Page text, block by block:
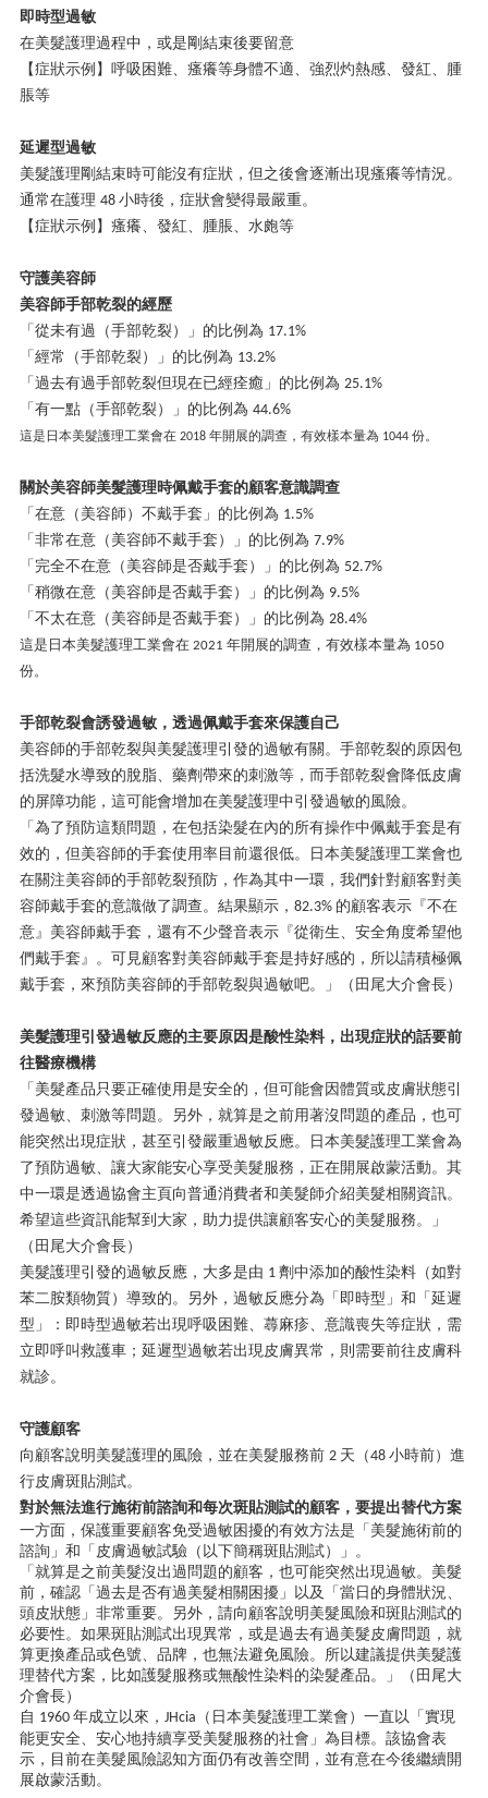
即時型過敏
在美髮護理過程中，或是剛結束後要留意
【症狀示例】呼吸困難、瘙癢等身體不適、強烈灼熱感、發紅、腫
脹等
延遲型過敏
美髮護理剛結束時可能沒有症狀，但之後會逐漸出現瘙癢等情況。
通常在護理 48 小時後，症狀會變得最嚴重。
【症狀示例】瘙癢、發紅、腫脹、水皰等
守護美容師
美容師手部乾裂的經歷
「從未有過（手部乾裂）」的比例為 17.1%
「經常（手部乾裂）」的比例為 13.2%
「過去有過手部乾裂但現在已經痊癒」的比例為 25.1%
「有一點（手部乾裂）」的比例為 44.6%
這是日本美髮護理工業會在 2018 年開展的調查，有效樣本量為 1044 份。
關於美容師美髮護理時佩戴手套的顧客意識調查
「在意（美容師）不戴手套」的比例為 1.5%
「非常在意（美容師不戴手套）」的比例為 7.9%
「完全不在意（美容師是否戴手套）」的比例為 52.7%
「稍微在意（美容師是否戴手套）」的比例為 9.5%
「不太在意（美容師是否戴手套）」的比例為 28.4%
這是日本美髮護理工業會在 2021 年開展的調查，有效樣本量為 1050
份。
手部乾裂會誘發過敏，透過佩戴手套來保護自己
美容師的手部乾裂與美髮護理引發的過敏有關。手部乾裂的原因包
括洗髮水導致的脫脂、藥劑帶來的刺激等，而手部乾裂會降低皮膚
的屏障功能，這可能會增加在美髮護理中引發過敏的風險。
「為了預防這類問題，在包括染髮在內的所有操作中佩戴手套是有
效的，但美容師的手套使用率目前還很低。日本美髮護理工業會也
在關注美容師的手部乾裂預防，作為其中一環，我們針對顧客對美
容師戴手套的意識做了調查。結果顯示， 82.3% 的顧客表示『不在
意』美容師戴手套，還有不少聲音表示『從衛生、安全角度希望他
們戴手套』。可見顧客對美容師戴手套是持好感的，所以請積極佩
戴手套，來預防美容師的手部乾裂與過敏吧。」（田尾大介會長）
美髮護理引發過敏反應的主要原因是酸性染料，出現症狀的話要前
往醫療機構
「美髮產品只要正確使用是安全的，但可能會因體質或皮膚狀態引
發過敏、刺激等問題。另外，就算是之前用著沒問題的產品，也可
能突然出現症狀，甚至引發嚴重過敏反應。日本美髮護理工業會為
了預防過敏、讓大家能安心享受美髮服務，正在開展啟蒙活動。其
中一環是透過協會主頁向普通消費者和美髮師介紹美髮相關資訊。
希望這些資訊能幫到大家，助力提供讓顧客安心的美髮服務。」
（田尾大介會長）
美髮護理引發的過敏反應，大多是由 1 劑中添加的酸性染料（如對
苯二胺類物質）導致的。另外，過敏反應分為「即時型」和「延遲
型」：即時型過敏若出現呼吸困難、蕁麻疹、意識喪失等症狀，需
立即呼叫救護車；延遲型過敏若出現皮膚異常，則需要前往皮膚科
就診。
守護顧客
向顧客說明美髮護理的風險，並在美髮服務前 2 天（48 小時前）進
行皮膚斑貼測試。
對於無法進行施術前諮詢和每次斑貼測試的顧客，要提出替代方案
一方面，保護重要顧客免受過敏困擾的有效方法是「美髮施術前的
諮詢」和「皮膚過敏試驗（以下簡稱斑貼測試）」。
「就算是之前美髮沒出過問題的顧客，也可能突然出現過敏。美髮
前，確認「過去是否有過美髮相關困擾」以及「當日的身體狀況、
頭皮狀態」非常重要。另外，請向顧客說明美髮風險和斑貼測試的
必要性。如果斑貼測試出現異常，或是過去有過美髮皮膚問題，就
算更換產品或色號、品牌，也無法避免風險。所以建議提供美髮護
理替代方案，比如護髮服務或無酸性染料的染髮產品。」（田尾大
介會長）
自 1960 年成立以來， JHcia （日本美髮護理工業會）一直以「實現
能更安全、安心地持續享受美髮服務的社會」為目標。該協會表
示，目前在美髮風險認知方面仍有改善空間，並有意在今後繼續開
展啟蒙活動。